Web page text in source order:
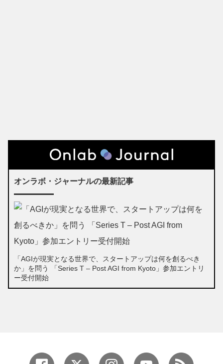
オンラボ・ジャーナルの最新記事
「AGIが現実となる世界で、スタートアップは何を創るべき
か」を問う 「Series T – Post AGI from Kyoto」参加エントリ
ー受付開始